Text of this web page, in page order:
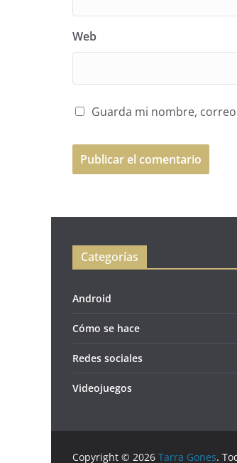
Web
Guarda mi nombre,
Categorías
Android
Cómo se hace
Redes sociales
Videojuegos
Copyright © 2026 Tarra Gones.